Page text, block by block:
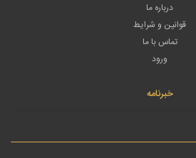
درباره ما
قوانین و شرایط
تماس با ما
ورود
خبرنامه